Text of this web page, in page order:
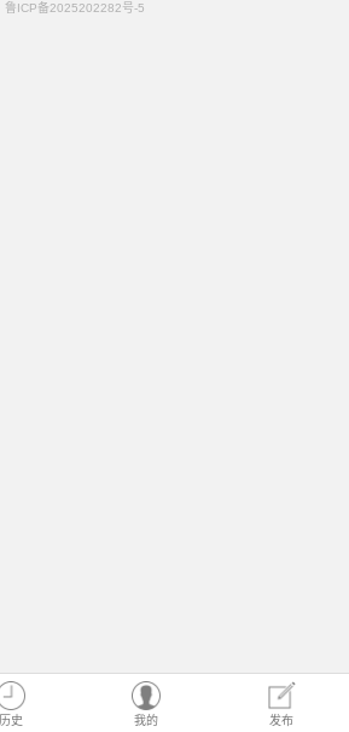
历史 我的 发布
鲁ICP备2025202282号-5